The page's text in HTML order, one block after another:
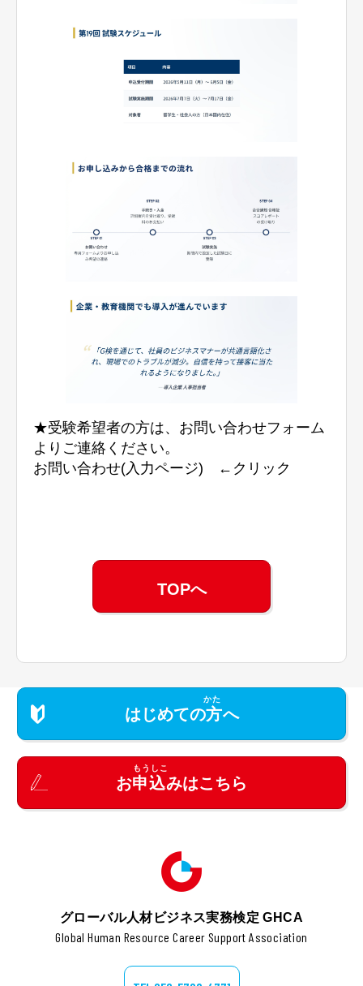
★受験希望者の方は、お問い合わせフォーム
よりご連絡ください。
お問い合わせ(入力ページ) ←クリック
TOPへ
はじめての方へ
お申込みはこちら
グローバル人材ビジネス実務検定 GHCA
Global Human Resource Career Support Association